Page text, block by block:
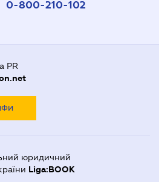
0-800-210-102
PR
юридичний
Liga:BOOK